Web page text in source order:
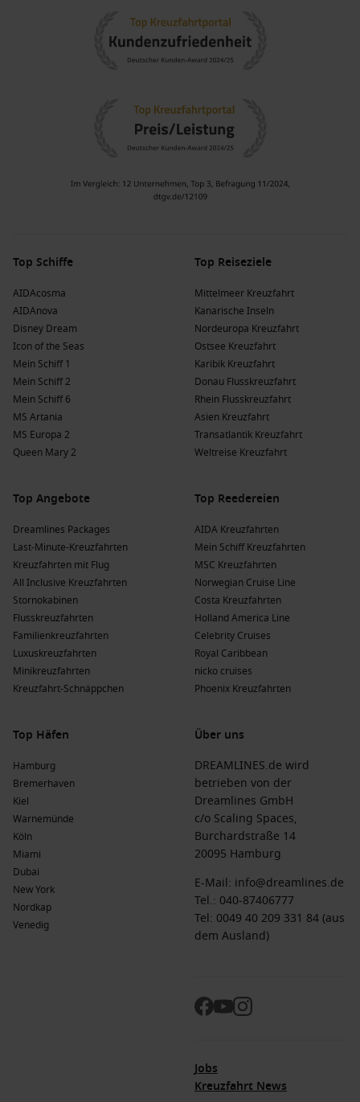
Top Schiffe
AIDAcosma
AIDAnova
Disney Dream
Icon of the Seas
Mein Schiff 1
Mein Schiff 2
Mein Schiff 6
MS Artania
MS Europa 2
Queen Mary 2
Top Reiseziele
Mittelmeer Kreuzfahrt
Kanarische Inseln
Nordeuropa Kreuzfahrt
Ostsee Kreuzfahrt
Karibik Kreuzfahrt
Donau Flusskreuzfahrt
Rhein Flusskreuzfahrt
Asien Kreuzfahrt
Transatlantik Kreuzfahrt
Weltreise Kreuzfahrt
Top Angebote
Dreamlines Packages
Last-Minute-Kreuzfahrten
Kreuzfahrten mit Flug
All Inclusive Kreuzfahrten
Stornokabinen
Flusskreuzfahrten
Familienkreuzfahrten
Luxuskreuzfahrten
Minikreuzfahrten
Kreuzfahrt-Schnäppchen
Top Reedereien
AIDA Kreuzfahrten
Mein Schiff Kreuzfahrten
MSC Kreuzfahrten
Norwegian Cruise Line
Costa Kreuzfahrten
Holland America Line
Celebrity Cruises
Royal Caribbean
nicko cruises
Phoenix Kreuzfahrten
Top Häfen
Hamburg
Bremerhaven
Kiel
Warnemünde
Köln
Miami
Dubai
New York
Nordkap
Venedig
Über uns
DREAMLINES.de wird
betrieben von der
Dreamlines GmbH
c/o Scaling Spaces,
Burchardstraße 14
20095 Hamburg
E-Mail: info@dreamlines.de
Tel.: 040-87406777
Tel: 0049 40 209 331 84 (aus
dem Ausland)
Jobs
Kreuzfahrt News